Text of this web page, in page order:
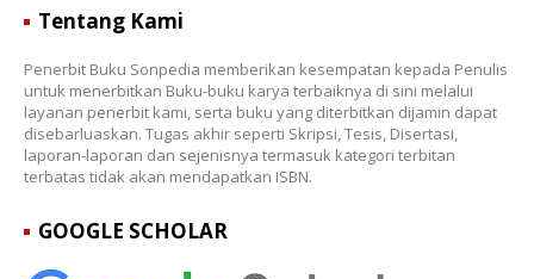
Tentang Kami
Penerbit Buku Sonpedia memberikan kesempatan kepada Penulis
untuk menerbitkan Buku-buku karya terbaiknya di sini melalui
layanan penerbit kami, serta buku yang diterbitkan dijamin dapat
disebarluaskan. Tugas akhir seperti Skripsi, Tesis, Disertasi,
laporan-laporan dan sejenisnya termasuk kategori terbitan
terbatas tidak akan mendapatkan ISBN.
GOOGLE SCHOLAR